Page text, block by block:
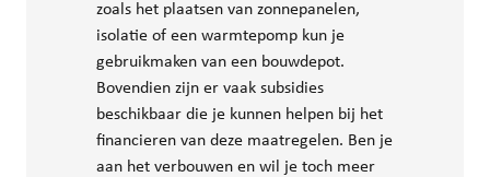
zoals het plaatsen van zonnepanelen,
isolatie of een warmtepomp kun je
gebruikmaken van een bouwdepot.
Bovendien zijn er vaak subsidies
beschikbaar die je kunnen helpen bij het
financieren van deze maatregelen. Ben je
aan het verbouwen en wil je toch meer